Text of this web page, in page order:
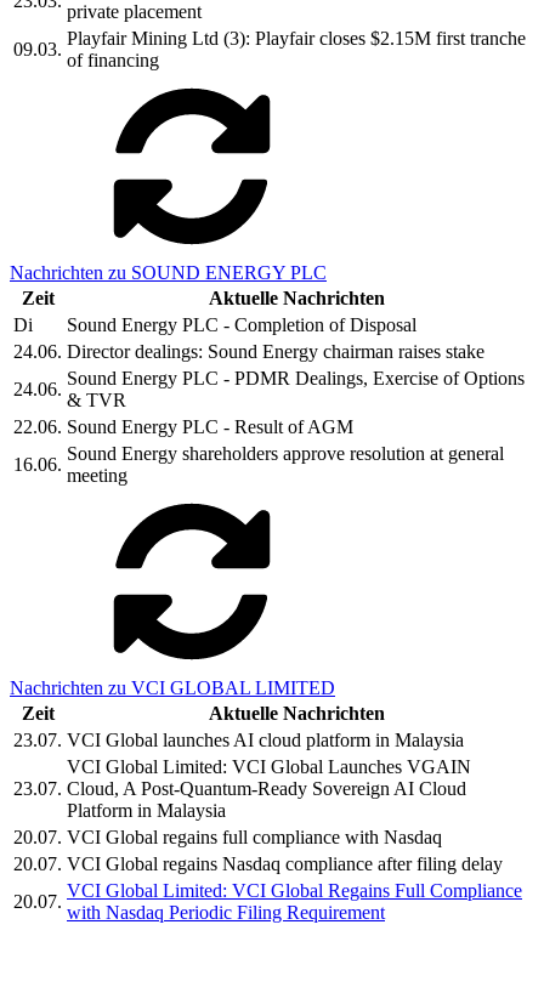
private placement
09.03.
Playfair Mining Ltd (3): Playfair closes $2.15M first tranche
of financing
Nachrichten zu SOUND ENERGY PLC
Zeit
Aktuelle Nachrichten
Di
Sound Energy PLC - Completion of Disposal
24.06. Director dealings: Sound Energy chairman raises stake
24.06.
Sound Energy PLC - PDMR Dealings, Exercise of Options
& TVR
22.06. Sound Energy PLC - Result of AGM
16.06.
Sound Energy shareholders approve resolution at general
meeting
Nachrichten zu VCI GLOBAL LIMITED
Zeit
Aktuelle Nachrichten
23.07. VCI Global launches AI cloud platform in Malaysia
23.07.
VCI Global Limited: VCI Global Launches VGAIN
Cloud, A Post-Quantum-Ready Sovereign AI Cloud
Platform in Malaysia
20.07. VCI Global regains full compliance with Nasdaq
20.07. VCI Global regains Nasdaq compliance after filing delay
20.07.
VCI Global Limited: VCI Global Regains Full Compliance
with Nasdaq Periodic Filing Requirement